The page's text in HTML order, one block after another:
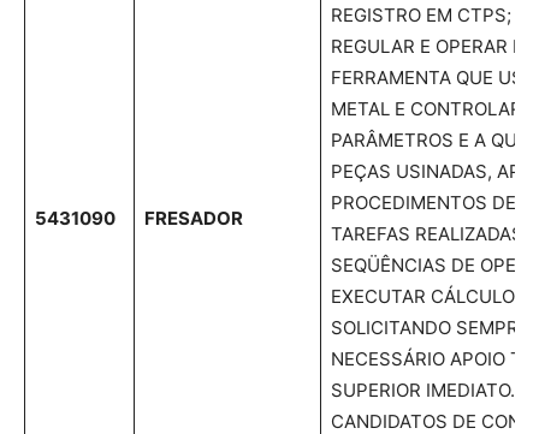
5431090 FRESADOR
REGISTRO EM CTPS;
REGULAR E OPERAR
FERRAMENTA QUE
METAL E CONTROLAR
PARÂMETROS E A
PEÇAS USINADAS,
PROCEDIMENTOS DE
TAREFAS REALIZADAS.
SEQÜÊNCIAS DE
EXECUTAR CÁLCULOS
SOLICITANDO SEMPRE
NECESSÁRIO APOIO
SUPERIOR IMEDIATO.
CANDIDATOS DE